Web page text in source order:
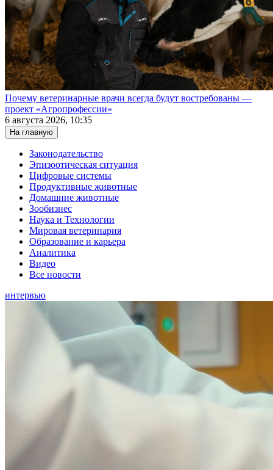
Почему ветеринарные врачи всегда будут востребованы —
проект «Агропрофессии»
6 августа 2026, 10:35
На главную
Законодательство
Эпизоотическая ситуация
Цифровые системы
Продуктивные животные
Домашние животные
Зообизнес
Наука и Технологии
Мировая ветеринария
Образование и карьера
Аналитика
Видео
Все новости
интервью